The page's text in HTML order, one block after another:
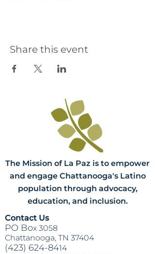
Share this event
The Mission of La Paz is to empower
and engage Chattanooga's Latino
population through advocacy,
education, and inclusion.
Contact Us
PO Box 3058
Chattanooga, TN 37404
(423) 624-8414